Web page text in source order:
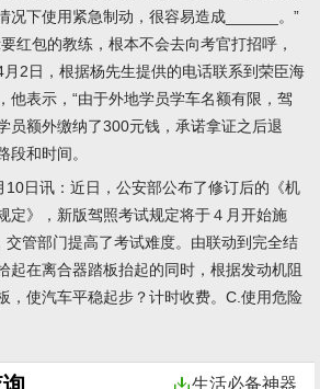
况下使用紧急制动，很容易造成______。”
红包的教练，根本不会去向考官打招呼，
2日，根据杨先生提供的电话联系到荣臣海
他表示，“由于外地学员学车名额有限，驾
员额外缴纳了300元钱，承诺拿证之后退
段和时间。
10日讯：近日，公安部公布了修订后的《机
定》，新版驾照考试规定将于４月开始施
交管部门提高了考试难度。由联动到完全结
起在离合器踏板抬起的同时，根据发动机阻
，使汽车平稳起步？计时收费。C.使用危险
生活必备神器